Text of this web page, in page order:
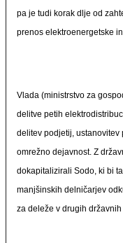
pa je tudi korak dlje od
prenos elektroenergetske
Vlada (ministrstvo za
delitve petih
delitev podjetij, ustanovitev
omrežno dejavnost. Z
dokapitalizirali Sodo, ki bi
manjšinskih delničarjev
za deleže v drugih